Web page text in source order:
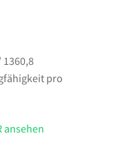
pro
ansehen